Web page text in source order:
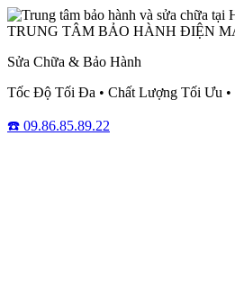
TRUNG TÂM BẢO HÀNH ĐIỆN
Sửa Chữa & Bảo Hành
Tốc Độ Tối Đa • Chất Lượng Tối Ưu •
☎️ 09.86.85.89.22